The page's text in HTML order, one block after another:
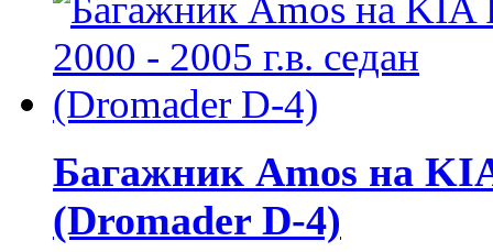
Багажник Amos на
(Dromader D-4)